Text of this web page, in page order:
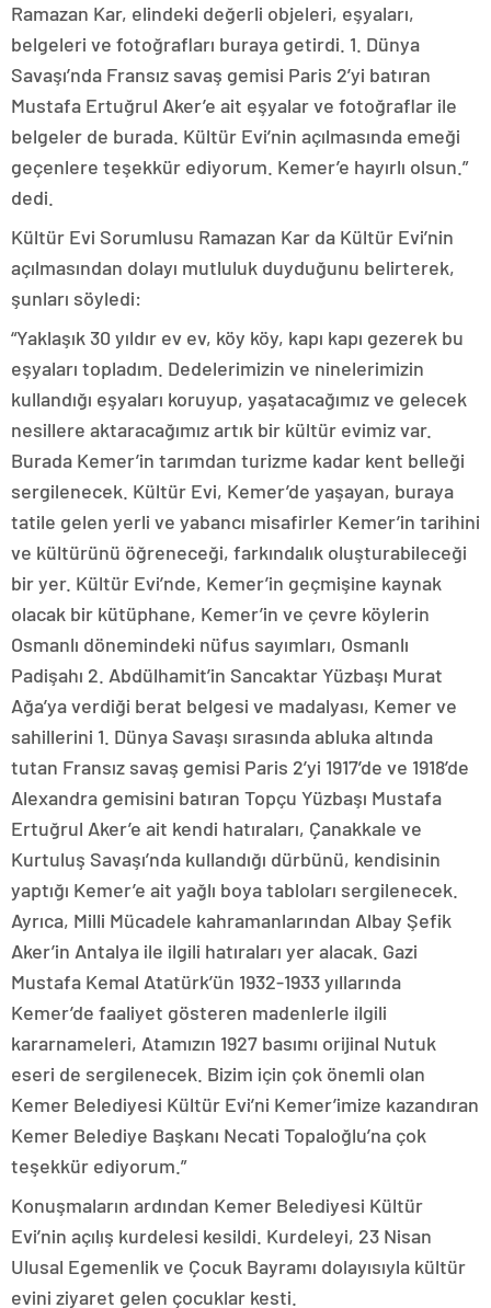
Ramazan Kar, elindeki değerli objeleri, eşyaları,
belgeleri ve fotoğrafları buraya getirdi. 1. Dünya
Savaşı’nda Fransız savaş gemisi Paris 2’yi batıran
Mustafa Ertuğrul Aker’e ait eşyalar ve fotoğraflar ile
belgeler de burada. Kültür Evi’nin açılmasında emeği
geçenlere teşekkür ediyorum. Kemer’e hayırlı olsun.”
dedi.
Kültür Evi Sorumlusu Ramazan Kar da Kültür Evi’nin
açılmasından dolayı mutluluk duyduğunu belirterek,
şunları söyledi:
“Yaklaşık 30 yıldır ev ev, köy köy, kapı kapı gezerek bu
eşyaları topladım. Dedelerimizin ve ninelerimizin
kullandığı eşyaları koruyup, yaşatacağımız ve gelecek
nesillere aktaracağımız artık bir kültür evimiz var.
Burada Kemer’in tarımdan turizme kadar kent belleği
sergilenecek. Kültür Evi, Kemer’de yaşayan, buraya
tatile gelen yerli ve yabancı misafirler Kemer’in tarihini
ve kültürünü öğreneceği, farkındalık oluşturabileceği
bir yer. Kültür Evi’nde, Kemer’in geçmişine kaynak
olacak bir kütüphane, Kemer’in ve çevre köylerin
Osmanlı dönemindeki nüfus sayımları, Osmanlı
Padişahı 2. Abdülhamit’in Sancaktar Yüzbaşı Murat
Ağa’ya verdiği berat belgesi ve madalyası, Kemer ve
sahillerini 1. Dünya Savaşı sırasında abluka altında
tutan Fransız savaş gemisi Paris 2’yi 1917’de ve 1918’de
Alexandra gemisini batıran Topçu Yüzbaşı Mustafa
Ertuğrul Aker’e ait kendi hatıraları, Çanakkale ve
Kurtuluş Savaşı’nda kullandığı dürbünü, kendisinin
yaptığı Kemer’e ait yağlı boya tabloları sergilenecek.
Ayrıca, Milli Mücadele kahramanlarından Albay Şefik
Aker’in Antalya ile ilgili hatıraları yer alacak. Gazi
Mustafa Kemal Atatürk’ün 1932-1933 yıllarında
Kemer’de faaliyet gösteren madenlerle ilgili
kararnameleri, Atamızın 1927 basımı orijinal Nutuk
eseri de sergilenecek. Bizim için çok önemli olan
Kemer Belediyesi Kültür Evi’ni Kemer’imize kazandıran
Kemer Belediye Başkanı Necati Topaloğlu’na çok
teşekkür ediyorum.”
Konuşmaların ardından Kemer Belediyesi Kültür
Evi’nin açılış kurdelesi kesildi. Kurdeleyi, 23 Nisan
Ulusal Egemenlik ve Çocuk Bayramı dolayısıyla kültür
evini ziyaret gelen çocuklar kesti.